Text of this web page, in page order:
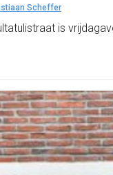
Scheffer
is